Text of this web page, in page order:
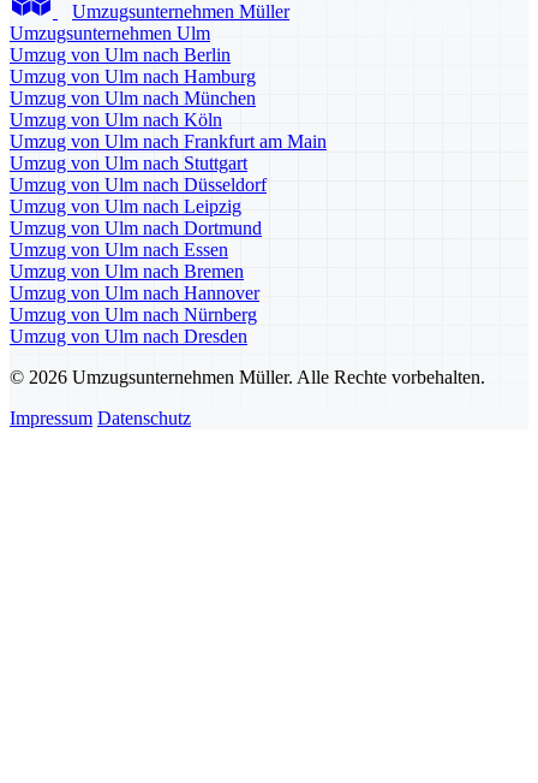
Umzugsunternehmen Müller
Umzugsunternehmen Ulm
Umzug von Ulm nach Berlin
Umzug von Ulm nach Hamburg
Umzug von Ulm nach München
Umzug von Ulm nach Köln
Umzug von Ulm nach Frankfurt am Main
Umzug von Ulm nach Stuttgart
Umzug von Ulm nach Düsseldorf
Umzug von Ulm nach Leipzig
Umzug von Ulm nach Dortmund
Umzug von Ulm nach Essen
Umzug von Ulm nach Bremen
Umzug von Ulm nach Hannover
Umzug von Ulm nach Nürnberg
Umzug von Ulm nach Dresden
© 2026 Umzugsunternehmen Müller. Alle Rechte vorbehalten.
Impressum Datenschutz